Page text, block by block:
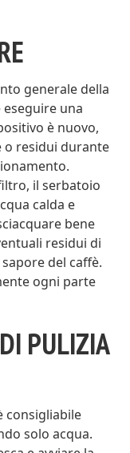
generale della
una
è nuovo,
o residui durante
il serbatoio
calda e
bene
residui di
del caffè.
ogni parte
PULIZIA
consigliabile
solo acqua.